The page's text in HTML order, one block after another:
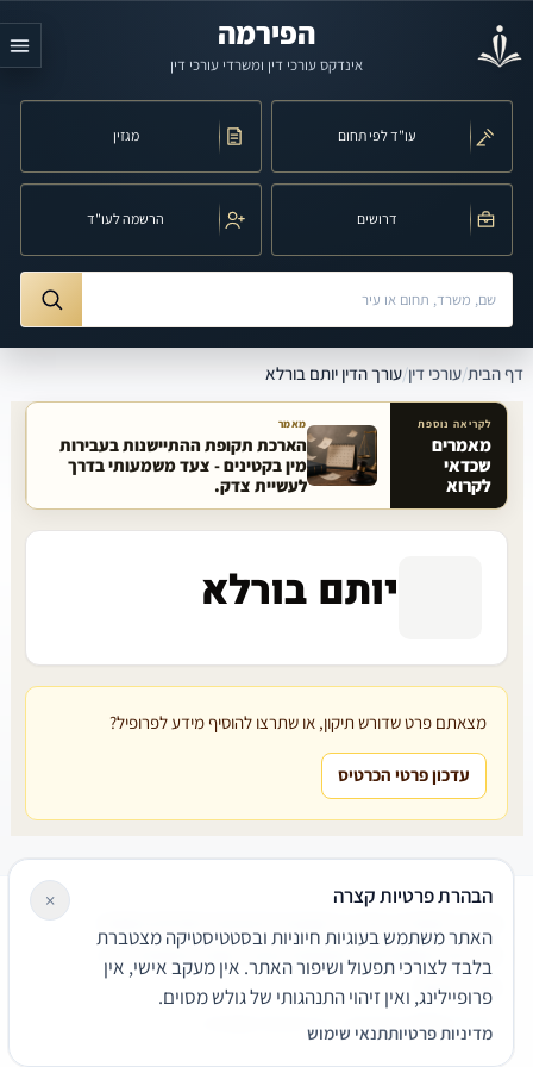
הפירמה
אינדקס עורכי דין ומשרדי עורכי דין
עו"ד לפי תחום מגזין
דרושים הרשמה לעו"ד
חיפוש לפי שם, משרד, תחום משפט או עיר
דף הבית/עורכי דין/עורך הדין יותם בורלא
מאמרים קשורים באתר
לקריאה נוספת
מאמרים
שכדאי
לקרוא
מאמר
הארכת תקופת ההתיישנות בעבירות
מין בקטינים - צעד משמעותי בדרך
לעשיית צדק.
יותם בורלא
מצאתם פרט שדורש תיקון, או שתרצו להוסיף מידע לפרופיל?
עדכון פרטי הכרטיס
שירותים משפטיים
דרושים צור קשר נגישותפרטיות
תנאי שימוש
© 2026 הפירמה. כל הזכויות שמורות.
הבהרת פרטיות קצרה
האתר משתמש בעוגיות חיוניות ובסטטיסטיקה מצטברת
בלבד לצורכי תפעול ושיפור האתר. אין מעקב אישי, אין
פרופיילינג, ואין זיהוי התנהגותי של גולש מסוים.
מדיניות פרטיותתנאי שימוש
×